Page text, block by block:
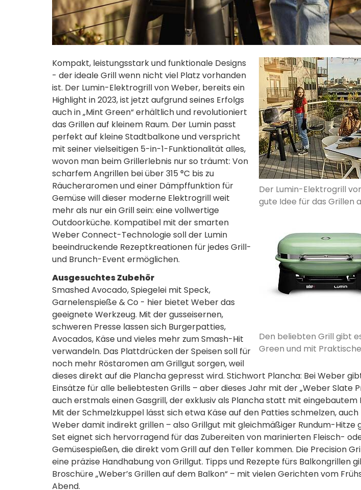
Der Lumin-Elektrogrill
gute Idee für das Grillen
Den beliebten Grill gibt
Green und mit
Kompakt, leistungsstark und funktionale Designs
- der ideale Grill wenn nicht viel Platz vorhanden
ist. Der Lumin-Elektrogrill von Weber, bereits ein
Highlight in 2023, ist jetzt aufgrund seines Erfolgs
auch in „Mint Green“ erhältlich und revolutioniert
das Grillen auf kleinem Raum. Der Lumin passt
perfekt auf kleine Stadtbalkone und verspricht
mit seiner vielseitigen 5-in-1-Funktionalität alles,
wovon man beim Grillerlebnis nur so träumt: Von
scharfem Angrillen bei über 315 °C bis zu
Räucheraromen und einer Dämpffunktion für
Gemüse will dieser moderne Elektrogrill weit
mehr als nur ein Grill sein: eine vollwertige
Outdoorküche. Kompatibel mit der smarten
Weber Connect-Technologie soll der Lumin
beeindruckende Rezeptkreationen für jedes Grill-
und Brunch-Event ermöglichen.
Ausgesuchtes Zubehör
Smashed Avocado, Spiegelei mit Speck,
Garnelenspieße & Co - hier bietet Weber das
geeignete Werkzeug. Mit der gusseisernen,
schweren Presse lassen sich Burgerpatties,
Avocados, Käse und vieles mehr zum Smash-Hit
verwandeln. Das Plattdrücken der Speisen soll für
noch mehr Röstaromen am Grillgut sorgen, weil
dieses direkt auf die Plancha gepresst wird. Stichwort Plancha: Bei Weber
Einsätze für alle beliebtesten Grills – aber dieses Jahr mit der „Weber Slate
auch erstmals einen Gasgrill, der exklusiv als Plancha statt mit eingebautem
Mit der Schmelzkuppel lässt sich etwa Käse auf den Patties schmelzen,
Weber damit indirekt grillen – also Grillgut mit gleichmäßiger Rundum-Hitze
Set eignet sich hervorragend für das Zubereiten von marinierten Fleisch-
Gemüsespießen, die direkt vom Grill auf den Teller kommen. Die Precision
eine präzise Handhabung von Grillgut. Tipps und Rezepte fürs Balkongrillen
Broschüre „Weber’s Grillen auf dem Balkon“ – mit vielen Gerichten vom
Abend.